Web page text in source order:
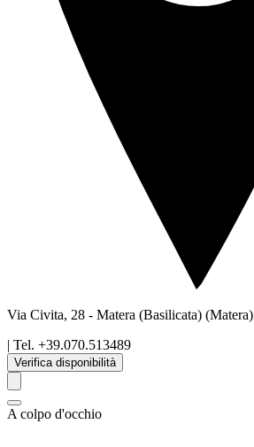
Via Civita, 28 - Matera (Basilicata) (Matera)
| Tel. +39.070.513489
Verifica disponibilità
A colpo d'occhio